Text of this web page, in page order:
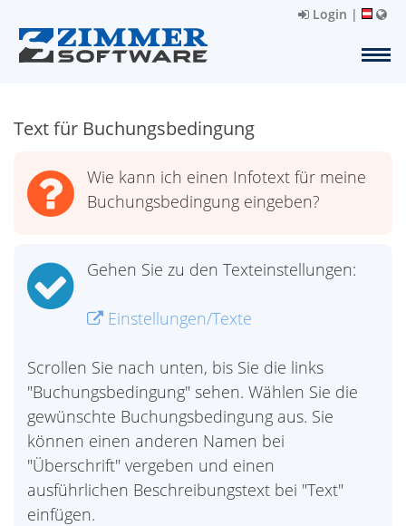
Login |
Text für Buchungsbedingung
Wie kann ich einen Infotext für meine
Buchungsbedingung eingeben?
Gehen Sie zu den Texteinstellungen:
Einstellungen/Texte
Scrollen Sie nach unten, bis Sie die links
"Buchungsbedingung" sehen. Wählen Sie die
gewünschte Buchungsbedingung aus. Sie
können einen anderen Namen bei
"Überschrift" vergeben und einen
ausführlichen Beschreibungstext bei "Text"
einfügen.